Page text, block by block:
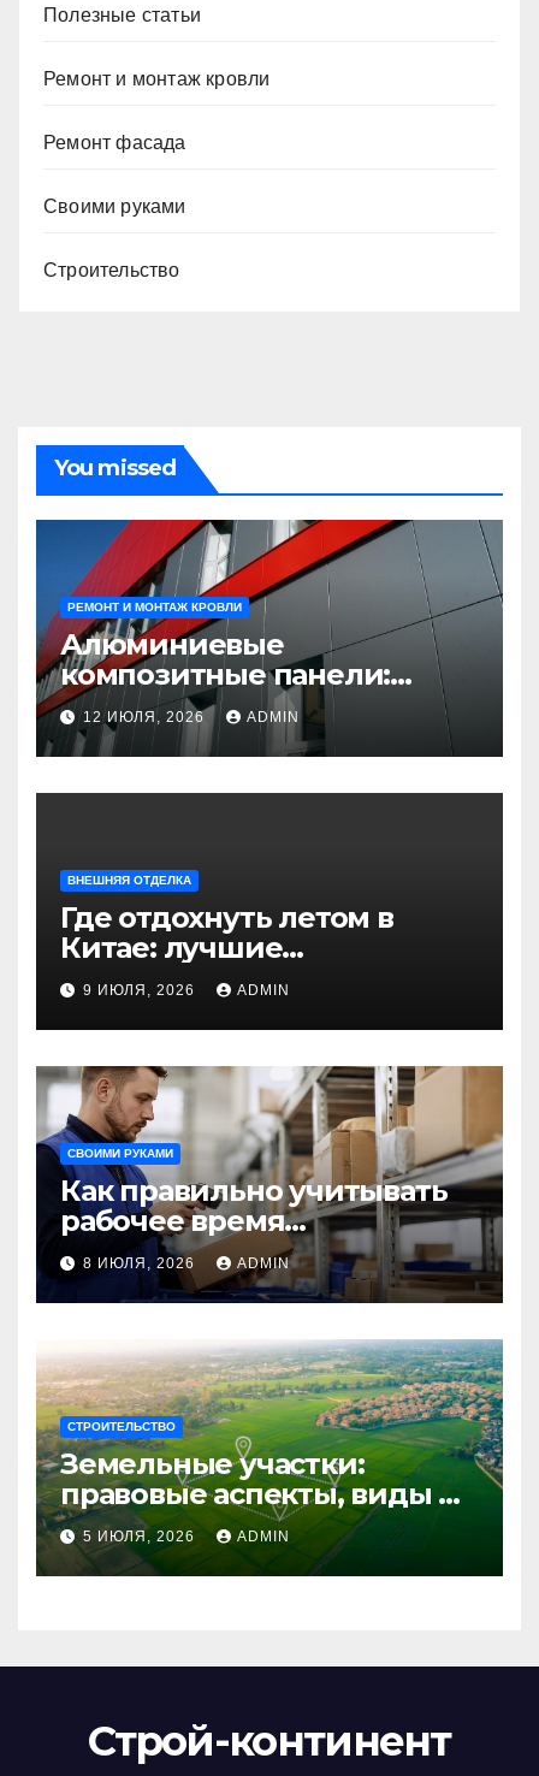
Полезные статьи
Ремонт и монтаж кровли
Ремонт фасада
Своими руками
Строительство
You missed
РЕМОНТ И МОНТАЖ КРОВЛИ
Алюминиевые
композитные панели:
универсальное решение
для современного
строительства и дизайна
12 ИЮЛЯ, 2026 ADMIN
ВНЕШНЯЯ ОТДЕЛКА
Где отдохнуть летом в
Китае: лучшие
направления для
незабываемого
путешествия
9 ИЮЛЯ, 2026 ADMIN
СВОИМИ РУКАМИ
Как правильно учитывать
рабочее время
сотрудников: советы для
бизнеса
8 ИЮЛЯ, 2026 ADMIN
СТРОИТЕЛЬСТВО
Земельные участки:
правовые аспекты, виды и
возможности
использования
5 ИЮЛЯ, 2026 ADMIN
Строй-континент